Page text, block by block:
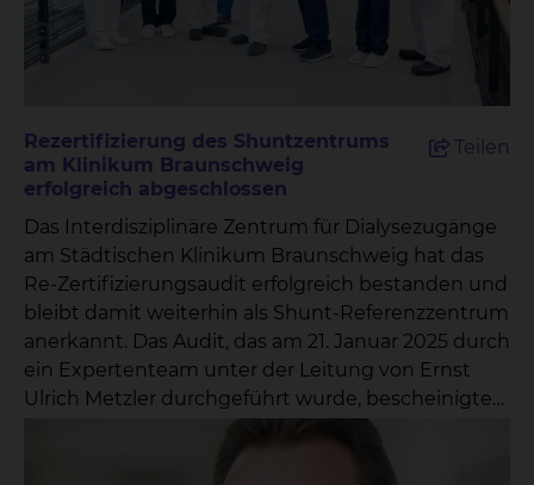
Rezertifizierung des Shuntzentrums
am Klinikum Braunschweig
erfolgreich abgeschlossen
Teilen
Das Interdisziplinäre Zentrum für Dialysezugänge
am Städtischen Klinikum Braunschweig hat das
Re-Zertifizierungsaudit erfolgreich bestanden und
bleibt damit weiterhin als Shunt-Referenzzentrum
anerkannt. Das Audit, das am 21. Januar 2025 durch
ein Expertenteam unter der Leitung von Ernst
Ulrich Metzler durchgeführt wurde, bescheinigte
Versorgungsqualität sowie eine vorbildliche